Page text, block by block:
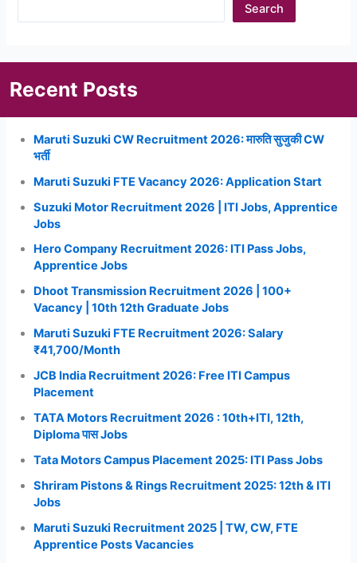
भर्ती,
हुआ
जारी
Search
Recent Posts
Maruti Suzuki CW Recruitment 2026: मारुति सुजुकी CW
भर्ती
Maruti Suzuki FTE Vacancy 2026: Application Start
Suzuki Motor Recruitment 2026 | ITI Jobs, Apprentice
Jobs
Hero Company Recruitment 2026: ITI Pass Jobs,
Apprentice Jobs
Dhoot Transmission Recruitment 2026 | 100+
Vacancy | 10th 12th Graduate Jobs
Maruti Suzuki FTE Recruitment 2026: Salary
₹41,700/Month
JCB India Recruitment 2026: Free ITI Campus
Placement
TATA Motors Recruitment 2026 : 10th+ITI, 12th,
Diploma पास Jobs
Tata Motors Campus Placement 2025: ITI Pass Jobs
Shriram Pistons & Rings Recruitment 2025: 12th & ITI
Jobs
Maruti Suzuki Recruitment 2025 | TW, CW, FTE
Apprentice Posts Vacancies